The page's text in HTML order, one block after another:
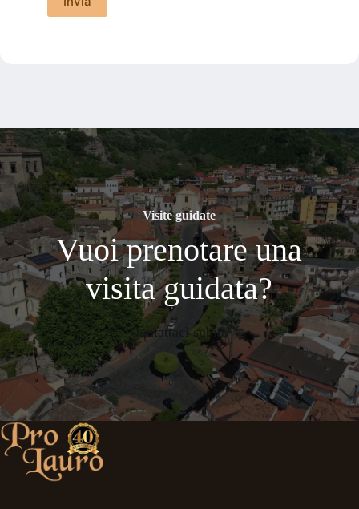
Visite guidate
Vuoi prenotare una
visita guidata?
Contattaci subito